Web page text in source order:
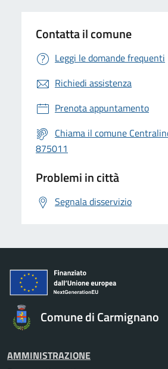
Contatta il comune
Leggi le domande frequenti
Richiedi assistenza
Prenota appuntamento
Chiama il comune
875011
Problemi in città
Segnala disservizio
Comune di Carmignano
AMMINISTRAZIONE